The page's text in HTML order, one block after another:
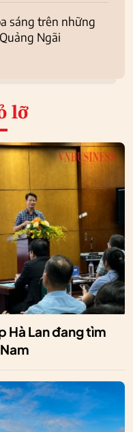
sáng trên những
Ngãi
lỡ
Hà Lan đang tìm